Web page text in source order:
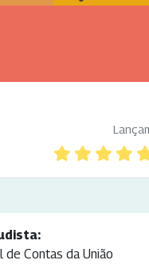
de Contas da União